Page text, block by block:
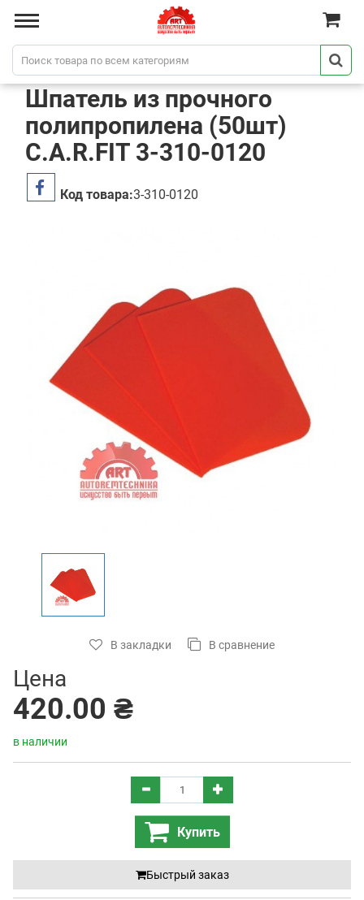
Шпатель из прочного
полипропилена (50шт)
C.A.R.FIT 3-310-0120
Код товара:3-310-0120
В закладки В сравнение
Цена
420.00 ₴
в наличии
Купить
Быстрый заказ